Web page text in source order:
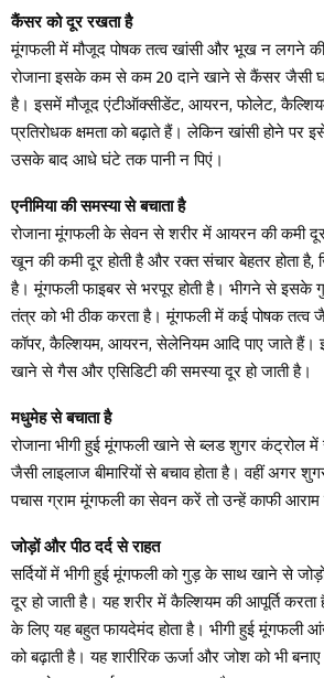
कैंसर को दूर रखता है
मूंगफली में मौजूद पोषक तत्व खांसी और भूख न लगने
रोजाना इसके कम से कम 20 दाने खाने से कैंसर जैसी
है। इसमें मौजूद एंटीऑक्सीडेंट, आयरन, फोलेट,
प्रतिरोधक क्षमता को बढ़ाते हैं। लेकिन खांसी होने
उसके बाद आधे घंटे तक पानी न पिएं।
एनीमिया की समस्या से बचाता है
रोजाना मूंगफली के सेवन से शरीर में आयरन की कमी
खून की कमी दूर होती है और रक्त संचार बेहतर होता है,
है। मूंगफली फाइबर से भरपूर होती है। भीगने से इसके
तंत्र को भी ठीक करता है। मूंगफली में कई पोषक तत्व
कॉपर, कैल्शियम, आयरन, सेलेनियम आदि पाए जाते हैं।
खाने से गैस और एसिडिटी की समस्या दूर हो जाती है।
मधुमेह से बचाता है
रोजाना भीगी हुई मूंगफली खाने से ब्लड शुगर कंट्रोल
जैसी लाइलाज बीमारियों से बचाव होता है। वहीं अगर
पचास ग्राम मूंगफली का सेवन करें तो उन्हें काफी आराम
जोड़ों और पीठ दर्द से राहत
सर्दियों में भीगी हुई मूंगफली को गुड़ के साथ खाने से
दूर हो जाती है। यह शरीर में कैल्शियम की आपूर्ति
के लिए यह बहुत फायदेमंद होता है। भीगी हुई मूंगफली
को बढ़ाती है। यह शारीरिक ऊर्जा और जोश को भी